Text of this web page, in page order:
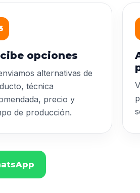
opciones
alternativas de
técnica
precio y
de producción.